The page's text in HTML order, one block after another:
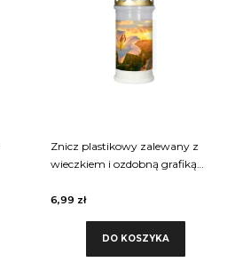
Znicz plastikowy zalewany z
wieczkiem i ozdobną grafiką
6,99 zł
DO KOSZYKA